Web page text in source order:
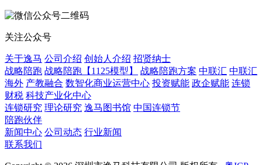
关注公众号
关于逸马 公司介绍 创始人介绍 招贤纳士
战略陪跑 战略陪跑【1125模型】 战略陪跑方案 中联汇 中联汇
海外 产教融合 数智化商业运营中心 投资赋能 政企赋能 连锁
财税 科技产业化中心
连锁研究 理论研究 逸马图书馆 中国连锁节
陪跑伙伴
新闻中心 公司动态 行业新闻
联系我们